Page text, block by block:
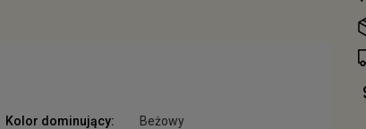
Kolor dominujący:
Beżowy